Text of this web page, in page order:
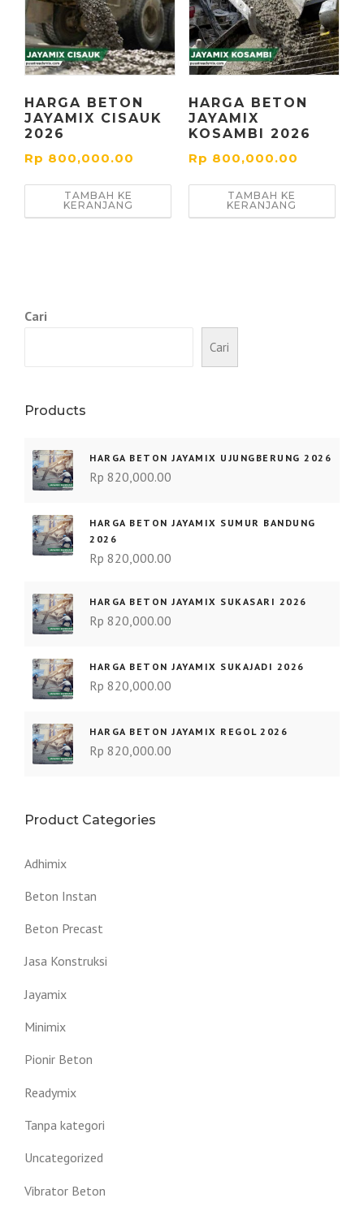
HARGA BETON
JAYAMIX CISAUK
2026
Rp 800,000.00
TAMBAH KE
KERANJANG
HARGA BETON
JAYAMIX
KOSAMBI 2026
Rp 800,000.00
TAMBAH KE
KERANJANG
Cari
Cari
Products
HARGA BETON JAYAMIX UJUNGBERUNG 2026
Rp 820,000.00
HARGA BETON JAYAMIX SUMUR BANDUNG
2026
Rp 820,000.00
HARGA BETON JAYAMIX SUKASARI 2026
Rp 820,000.00
HARGA BETON JAYAMIX SUKAJADI 2026
Rp 820,000.00
HARGA BETON JAYAMIX REGOL 2026
Rp 820,000.00
Product Categories
Adhimix
Beton Instan
Beton Precast
Jasa Konstruksi
Jayamix
Minimix
Pionir Beton
Readymix
Tanpa kategori
Uncategorized
Vibrator Beton